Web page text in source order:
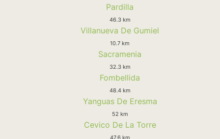
Pardilla
46.3 km
Villanueva De Gumiel
10.7 km
Sacramenia
32.3 km
Fombellida
48.4 km
Yanguas De Eresma
52 km
Cevico De La Torre
47.6 km